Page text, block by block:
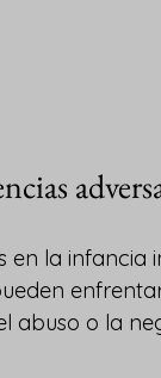
en la
abuso o la